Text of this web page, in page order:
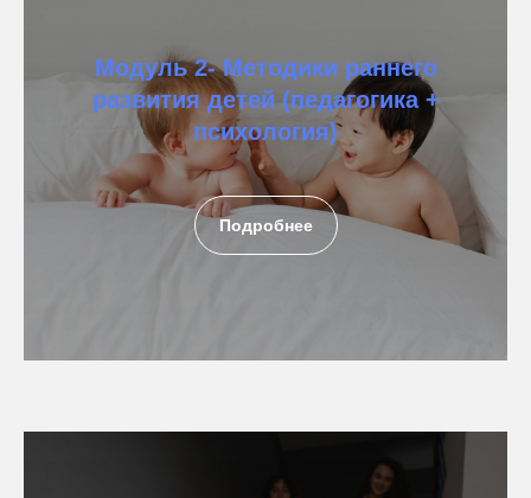
Модуль 2- Методики раннего
развития детей (педагогика +
психология)
Подробнее